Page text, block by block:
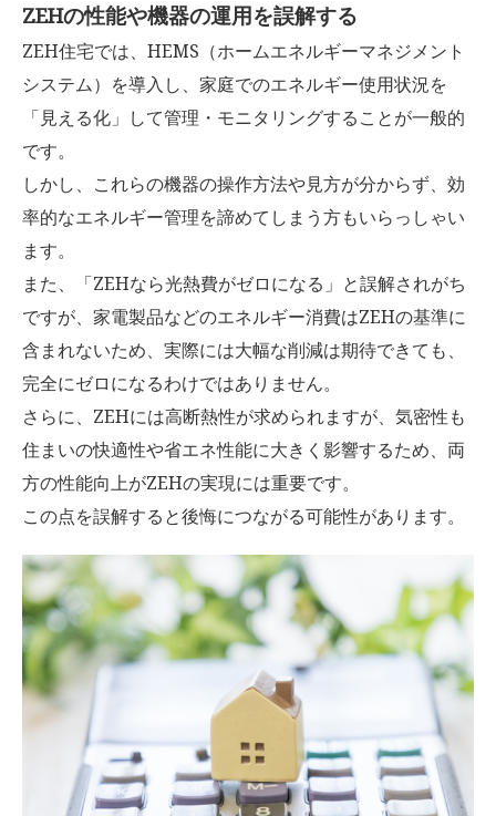
ZEHの性能や機器の運用を誤解する
ZEH住宅では、HEMS（ホームエネルギーマネジメント
システム）を導入し、家庭でのエネルギー使用状況を
「見える化」して管理・モニタリングすることが一般的
です。
しかし、これらの機器の操作方法や見方が分からず、効
率的なエネルギー管理を諦めてしまう方もいらっしゃい
ます。
また、「ZEHなら光熱費がゼロになる」と誤解されがち
ですが、家電製品などのエネルギー消費はZEHの基準に
含まれないため、実際には大幅な削減は期待できても、
完全にゼロになるわけではありません。
さらに、ZEHには高断熱性が求められますが、気密性も
住まいの快適性や省エネ性能に大きく影響するため、両
方の性能向上がZEHの実現には重要です。
この点を誤解すると後悔につながる可能性があります。